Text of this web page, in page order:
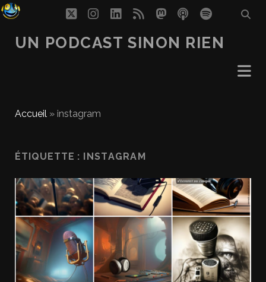
twitterinstagram
linkedin
rss mastodon
podcastspotify
UN PODCAST SINON RIEN
Accueil» instagram
ÉTIQUETTE : INSTAGRAM